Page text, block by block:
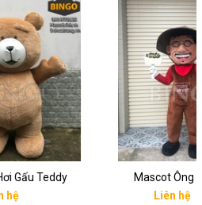
Mascot Ông Già Việt